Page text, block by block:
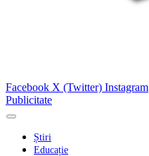
Facebook X (Twitter) Instagram
Publicitate
Știri
Educație